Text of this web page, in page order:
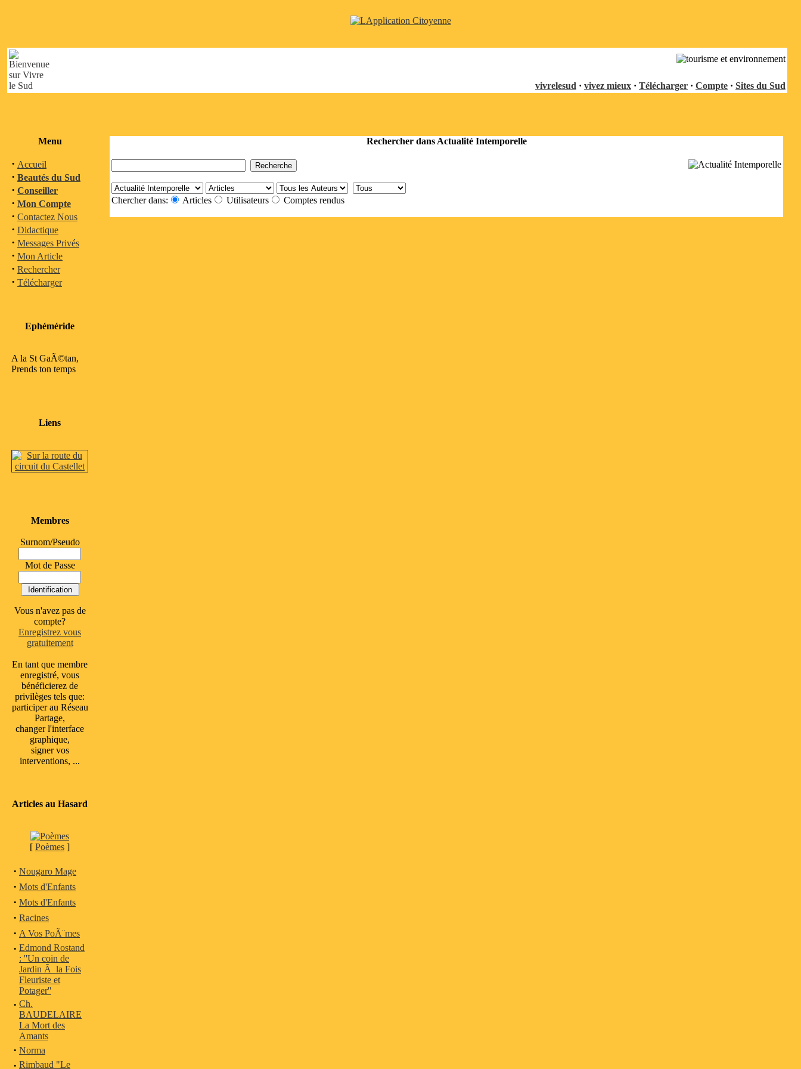
vivrelesud · vivez mieux · Télécharger · Compte · Sites du Sud
Menu
· Accueil
· Beautés du Sud
· Conseiller
· Mon Compte
· Contactez Nous
· Didactique
· Messages Privés
· Mon Article
· Rechercher
· Télécharger
Ephéméride
A la St GaÃ©tan,
Prends ton temps
Liens
Membres
Surnom/Pseudo
Mot de Passe
Vous n'avez pas de
compte?
Enregistrez vous
gratuitement
En tant que membre
enregistré, vous
bénéficierez de
privilèges tels que:
participer au Réseau
Partage,
changer l'interface
graphique,
signer vos
interventions, ...
Articles au Hasard
[ Poèmes ]
· Nougaro Mage
· Mots d'Enfants
· Mots d'Enfants
· Racines
· A Vos PoÃ¨mes
· Edmond Rostand
: ''Un coin de
Jardin Ã la Fois
Fleuriste et
Potager''
· Ch.
BAUDELAIRE
La Mort des
Amants
· Norma
· Rimbaud "Le
Rechercher dans Actualité Intemporelle
Chercher dans: Articles Utilisateurs Comptes rendus